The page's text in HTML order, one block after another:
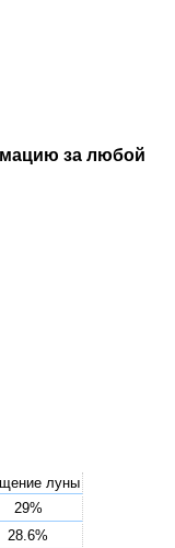
за любой
луны
29%
28.6%